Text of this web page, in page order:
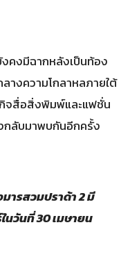
คงมีฉากหลังเป็นท้อง
างความโกลาหลภายใต้
จสื่อสิ่งพิมพ์และแฟชั่น
กลับมาพบกันอีกครั้ง
ารสวมปราด้า 2 มี
นวันที่ 30 เมษายน